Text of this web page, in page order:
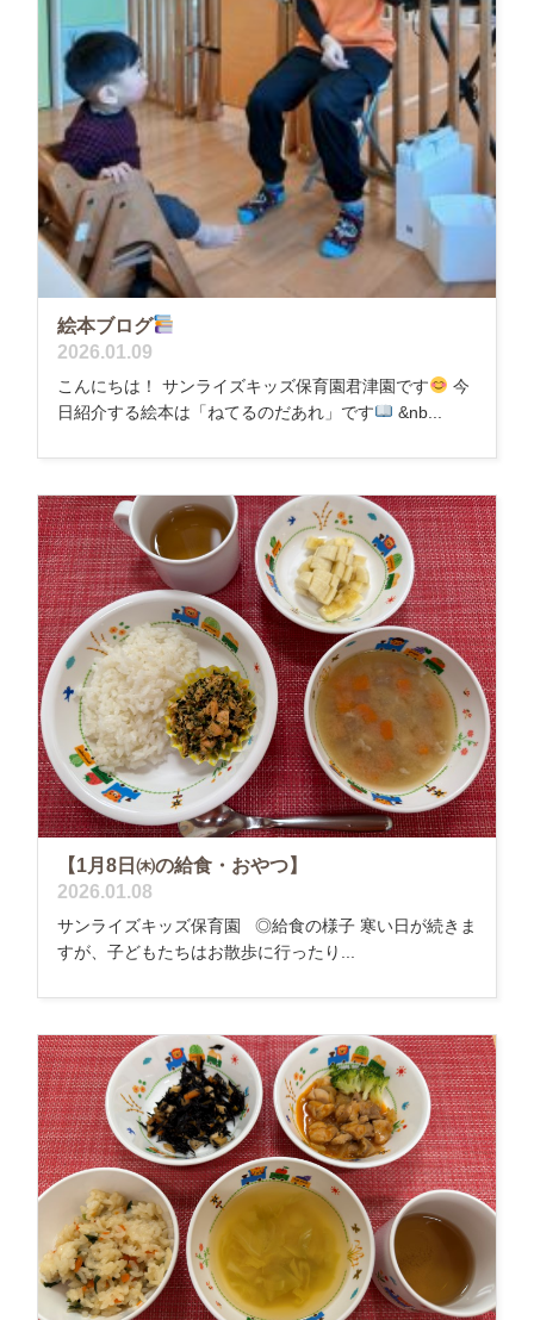
絵本ブログ
2026.01.09
こんにちは！ サンライズキッズ保育園君津園です
今
日紹介する絵本は「ねてるのだあれ」です
&nb...
【1月8日㈭の給食・おやつ】
2026.01.08
サンライズキッズ保育園 ◎給食の様子 寒い日が続きま
すが、子どもたちはお散歩に行ったり...